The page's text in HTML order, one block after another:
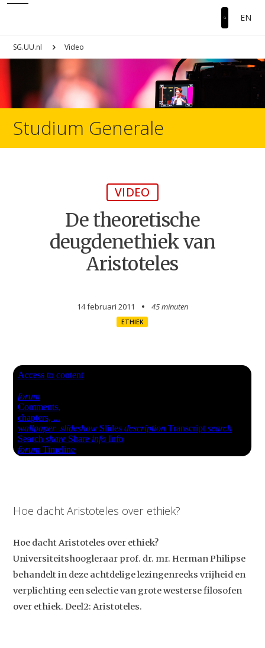
EN
SG.UU.nl Video
Studium Generale
VIDEO
De theoretische
deugdenethiek van
Aristoteles
14 februari 2011 45 minuten
ETHIEK
Hoe dacht Aristoteles over ethiek?
Hoe dacht Aristoteles over ethiek?
Universiteitshoogleraar prof. dr. mr. Herman Philipse
behandelt in deze achtdelige lezingenreeks vrijheid en
verplichting een selectie van grote westerse filosofen
over ethiek. Deel2: Aristoteles.